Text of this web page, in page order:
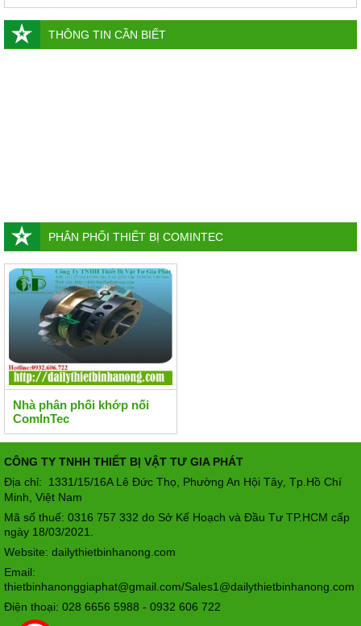
THÔNG TIN CẦN BIẾT
PHÂN PHỐI THIẾT BỊ COMINTEC
Nhà phân phối khớp nối
ComInTec
CÔNG TY TNHH THIẾT BỊ VẬT TƯ GIA PHÁT
Địa chỉ: 1331/15/16A Lê Đức Thọ, Phường An Hội Tây Tp.Hồ Chí
Minh, Việt Nam
Mã số thuế: 0316 757 332 do Sở Kế Hoạch và Đầu Tư TP.HCM cấp
ngày 18/03/2021.
Website: dailythietbinhanong.com
Email:
thietbinhanonggiaphat@gmail.com/Sales1@dailythietbinhanong.com
Điện thoại: 028 6656 5988 - 0932 606 722